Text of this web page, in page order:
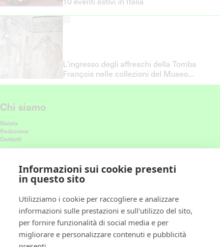
L’ingresso degli affreschi della Tomba
François nelle collezioni del Museo
Nazionale Etrusco di Villa Giulia a Roma
Chi siamo
Rivista
Redazione
Contatti
Connettiti con noi
Ricevi le nostre ultime storie nel feed
Policy
Privacy policy
Informazioni sui cookie presenti
in questo sito
Utilizziamo i cookie per raccogliere e analizzare
informazioni sulle prestazioni e sull'utilizzo del sito,
per fornire funzionalità di social media e per
migliorare e personalizzare contenuti e pubblicità